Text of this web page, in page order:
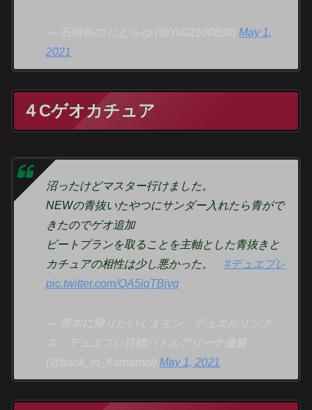
— 石垣島の にむらゆ (@Yu02100830)May 1,
2021
４Cゲオカチュア
沼ったけどマスター行けました。
NEWの青抜いたやつにサンダー入れたら青がで
きたのでゲオ追加
ビートプランを取ることを主軸とした青抜きと
カチュアの相性は少し悪かった。#デュエプレ
pic.twitter.com/QA5iqTBjvg
— 熊本に帰りたいくまモン デュエルリンク
ス デュエプレ目標バトルアリーナ優勝
(@back_to_Kumamot)May 1, 2021